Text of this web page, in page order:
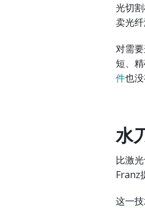
光切
卖光纤
对需
短、
件也
水
比激
Franz
这一